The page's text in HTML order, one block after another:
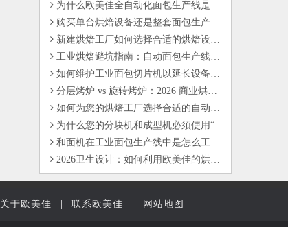
不仅仅是克重精度：了解面团分块机如何提升您的烘焙利润
关于欧美佳 联系欧美佳 网站地图